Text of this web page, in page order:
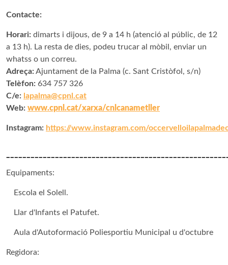
Contacte:
Horari: dimarts i dijous, de 9 a 14 h (atenció al públic, de 12
a 13 h). La resta de dies, podeu trucar al mòbil, enviar un
whatss o un correu.
Adreça:Ajuntament de la Palma (c. Sant Cristòfol, s/n)
Telèfon: 634 757 326
C/e: lapalma@cpnl.cat
Web: www.cpnl.cat/xarxa/cnlcanametller
Instagram: https://www.instagram.com/
Equipaments:
Escola el Solell.
Llar d'Infants el Patufet.
Aula d'Autoformació Poliesportiu Municipal u d'octubre
Regidora: